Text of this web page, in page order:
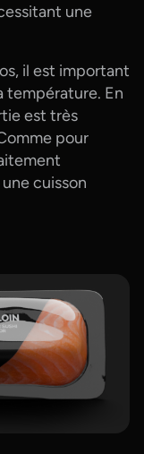
une
il est important
température. En
est très
pour
cuisson